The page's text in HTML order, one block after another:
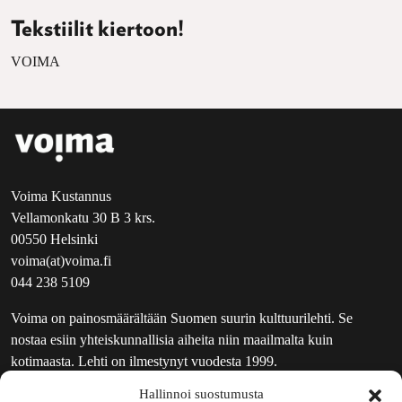
Hallinnoi suostumusta
Tekstiilit kiertoon!
VOIMA
Voima Kustannus
Vellamonkatu 30 B 3 krs.
00550 Helsinki
voima(at)voima.fi
044 238 5109
Voima on painosmäärältään Suomen suurin kulttuurilehti. Se
nostaa esiin yhteiskunnallisia aiheita niin maailmalta kuin
kotimaasta. Lehti on ilmestynyt vuodesta 1999.